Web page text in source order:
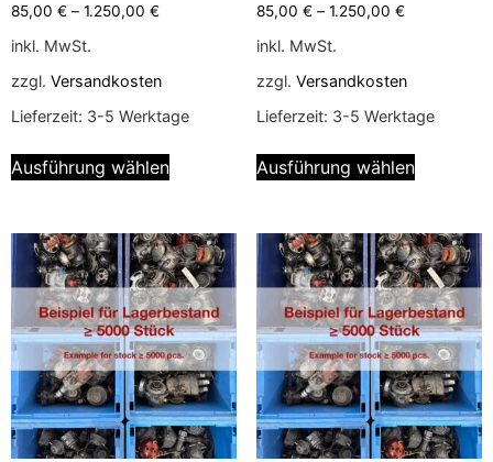
85,00 € – 1.250,00 €
inkl. MwSt.
zzgl. Versandkosten
Lieferzeit: 3-5 Werktage
Ausführung wählen
85,00 € – 1.250,00 €
inkl. MwSt.
zzgl. Versandkosten
Lieferzeit: 3-5 Werktage
Ausführung wählen